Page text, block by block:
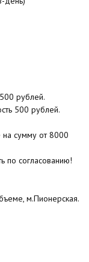
рублей.
500 рублей.
на сумму от 8000
по согласованию!
м.Пионерская.